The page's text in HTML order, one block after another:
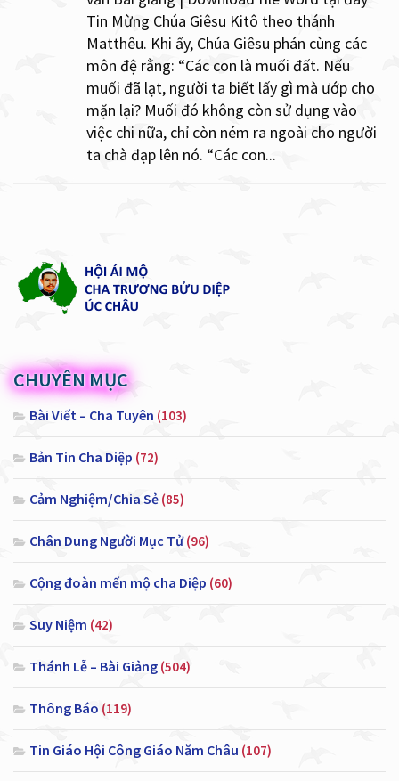
Tin Mừng Chúa Giêsu Kitô theo thánh
Matthêu. Khi ấy, Chúa Giêsu phán cùng các
môn đệ rằng: “Các con là muối đất. Nếu
muối đã lạt, người ta biết lấy gì mà ướp cho
mặn lại? Muối đó không còn sử dụng vào
việc chi nữa, chỉ còn ném ra ngoài cho người
ta chà đạp lên nó. “Các con...
CHUYÊN MỤC
Bài Viết – Cha Tuyên (103)
Bản Tin Cha Diệp (72)
Cảm Nghiệm/Chia Sẻ (85)
Chân Dung Người Mục Tử(96)
Cộng đoàn mến mộ cha Diệp (60)
Suy Niệm (42)
Thánh Lễ – Bài Giảng (504)
Thông Báo (119)
Tin Giáo Hội Công Giáo Năm Châu (107)